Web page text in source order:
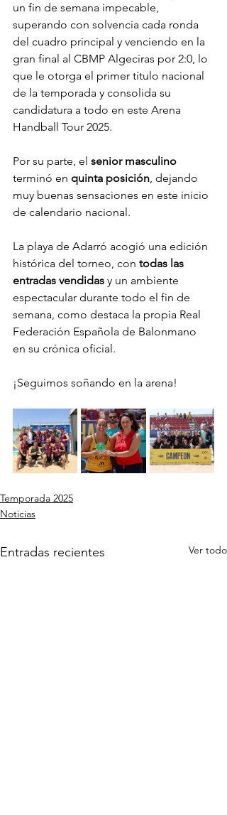
un fin de semana impecable,
superando con solvencia cada ronda
del cuadro principal y venciendo en la
gran final al CBMP Algeciras por 2:0, lo
que le otorga el primer título nacional
de la temporada y consolida su
candidatura a todo en este Arena
Handball Tour 2025.
Por su parte, el senior masculino
terminó en quinta posición, dejando
muy buenas sensaciones en este inicio
de calendario nacional.
La playa de Adarró acogió una edición
histórica del torneo, con todas las
entradas vendidas y un ambiente
espectacular durante todo el fin de
semana, como destaca la propia Real
Federación Española de Balonmano
en su crónica oficial.
¡Seguimos soñando en la arena!
Temporada 2025
Noticias
Entradas recientes Ver todo